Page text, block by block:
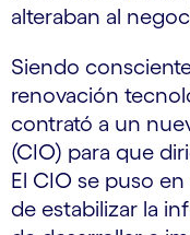
alteraban al
Siendo
renovación
contrató a un
(CIO) para que
El CIO se puso
de estabilizar la